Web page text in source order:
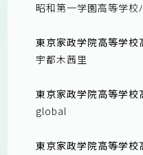
昭和第一学園高等学校
東京家政学院高等学校
宇都木茜里
東京家政学院高等学校
global
東京家政学院高等学校